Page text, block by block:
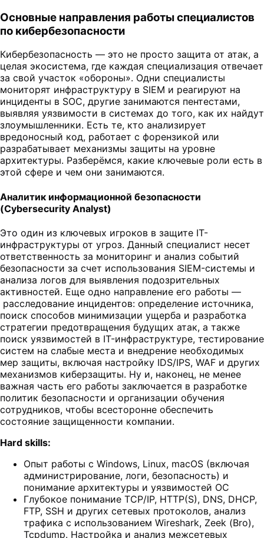
Основные направления работы специалистов
по кибербезопасности
Кибербезопасность — это не просто защита от атак, а
целая экосистема, где каждая специализация отвечает
за свой участок «обороны». Одни специалисты
мониторят инфраструктуру в SIEM и реагируют на
инциденты в SOC, другие занимаются пентестами,
выявляя уязвимости в системах до того, как их найдут
злоумышленники. Есть те, кто анализирует
вредоносный код, работает с форензикой или
разрабатывает механизмы защиты на уровне
архитектуры. Разберёмся, какие ключевые роли есть в
этой сфере и чем они занимаются.
Аналитик информационной безопасности
(Cybersecurity Analyst)
Это один из ключевых игроков в защите IT-
инфраструктуры от угроз. Данный специалист несет
ответственность за мониторинг и анализ событий
безопасности за счет использования SIEM-системы и
анализа логов для выявления подозрительных
активностей. Еще одно направление его работы —
расследование инцидентов: определение источника,
поиск способов минимизации ущерба и разработка
стратегии предотвращения будущих атак, а также
поиск уязвимостей в IT-инфраструктуре, тестирование
систем на слабые места и внедрение необходимых
мер защиты, включая настройку IDS/IPS, WAF и других
механизмов киберзащиты. Ну и, наконец, не менее
важная часть его работы заключается в разработке
политик безопасности и организации обучения
сотрудников, чтобы всесторонне обеспечить
состояние защищенности компании.
Hard skills:
Опыт работы с Windows, Linux, macOS (включая
администрирование, логи, безопасность) и
понимание архитектуры и уязвимостей ОС
Глубокое понимание TCP/IP, HTTP(S), DNS, DHCP,
FTP, SSH и других сетевых протоколов, анализ
трафика с использованием Wireshark, Zeek (Bro),
Tcpdump. Настройка и анализ межсетевых